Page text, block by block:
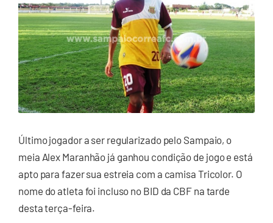
Último jogador a ser regularizado pelo Sampaio, o
meia Alex Maranhão já ganhou condição de jogo e está
apto para fazer sua estreia com a camisa Tricolor. O
nome do atleta foi incluso no BID da CBF na tarde
desta terça-feira.